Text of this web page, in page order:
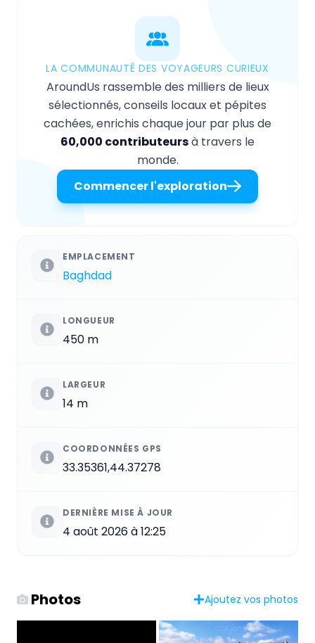
LA COMMUNAUTÉ DES VOYAGEURS CURIEUX
AroundUs rassemble des milliers de lieux
sélectionnés, conseils locaux et pépites
cachées, enrichis chaque jour par plus de
60,000 contributeursà travers le
monde.
Commencer l'exploration
EMPLACEMENT
Baghdad
LONGUEUR
450 m
LARGEUR
14 m
COORDONNÉES GPS
33.35361,44.37278
DERNIÈRE MISE À JOUR
4 août 2026 à 12:25
Photos Ajoutez vos photos